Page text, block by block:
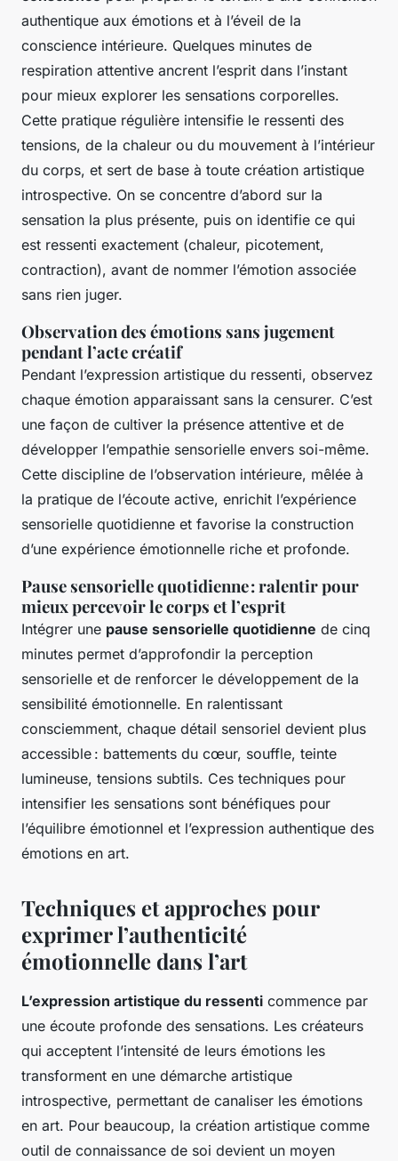
authentique aux émotions et à l’éveil de la
conscience intérieure. Quelques minutes de
respiration attentive ancrent l’esprit dans l’instant
pour mieux explorer les sensations corporelles.
Cette pratique régulière intensifie le ressenti des
tensions, de la chaleur ou du mouvement à l’intérieur
du corps, et sert de base à toute création artistique
introspective. On se concentre d’abord sur la
sensation la plus présente, puis on identifie ce qui
est ressenti exactement (chaleur, picotement,
contraction), avant de nommer l’émotion associée
sans rien juger.
Observation des émotions sans jugement
pendant l’acte créatif
Pendant l’expression artistique du ressenti, observez
chaque émotion apparaissant sans la censurer. C’est
une façon de cultiver la présence attentive et de
développer l’empathie sensorielle envers soi-même.
Cette discipline de l’observation intérieure, mêlée à
la pratique de l’écoute active, enrichit l’expérience
sensorielle quotidienne et favorise la construction
d’une expérience émotionnelle riche et profonde.
Pause sensorielle quotidienne : ralentir pour
mieux percevoir le corps et l’esprit
Intégrer une pause sensorielle quotidienne de cinq
minutes permet d’approfondir la perception
sensorielle et de renforcer le développement de la
sensibilité émotionnelle. En ralentissant
consciemment, chaque détail sensoriel devient plus
accessible : battements du cœur, souffle, teinte
lumineuse, tensions subtils. Ces techniques pour
intensifier les sensations sont bénéfiques pour
l’équilibre émotionnel et l’expression authentique des
émotions en art.
Techniques et approches pour
exprimer l’authenticité
émotionnelle dans l’art
L’expression artistique du ressenti commence par
une écoute profonde des sensations. Les créateurs
qui acceptent l’intensité de leurs émotions les
transforment en une démarche artistique
introspective, permettant de canaliser les émotions
en art. Pour beaucoup, la création artistique comme
outil de connaissance de soi devient un moyen